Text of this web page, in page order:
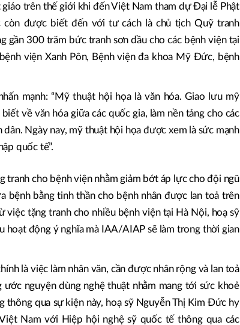
giáo trên thế giới khi đến Việt Nam tham dự Đại lễ Phật
được biết đến với tư cách là chủ tịch Quỹ tranh
gần 300 trăm bức tranh sơn dầu cho các bệnh viện tại
viện Xanh Pôn, Bệnh viện đa khoa Mỹ Đức, bệnh
mạnh: “Mỹ thuật hội họa là văn hóa. Giao lưu mỹ
về văn hóa giữa các quốc gia, làm nền tảng cho các
Ngày nay, mỹ thuật hội họa được xem là sức mạnh
quốc tế”.
tranh cho bệnh viện nhằm giảm bớt áp lực cho đội ngũ
bệnh bằng tinh thần cho bệnh nhân được lan toả trên
việc tặng tranh cho nhiều bệnh viện tại Hà Nội, hoạ sỹ
hoạt động ý nghĩa mà IAA/AIAP sẽ làm trong thời gian
là việc làm nhân văn, cần được nhân rộng và lan toả
ước nguyện dùng nghệ thuật nhằm mang tới sức khoẻ
thông qua sự kiện này, hoạ sỹ Nguyễn Thị Kim Đức hy
Nam với Hiệp hội nghệ sỹ quốc tế thông qua các